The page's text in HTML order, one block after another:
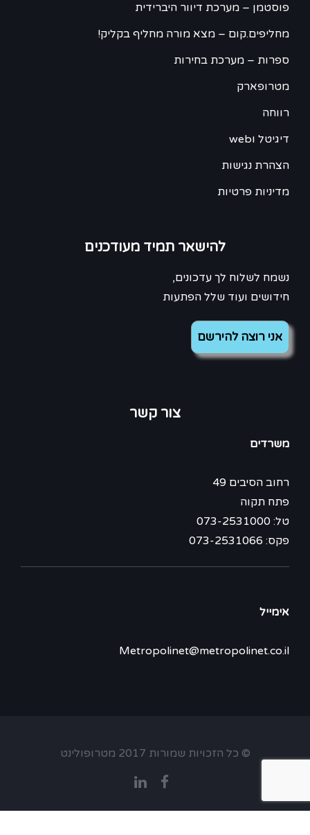
פוסטמן – מערכת דיוור היברידית
מחליפים.קום – מצא מורה מחליף בקליק!
ספרות – מערכת בחירות
מטרופארק
רווחה
דיגיטל וweb
הצהרת נגישות
מדיניות פרטיות
להישאר תמיד מעודכנים
נשמח לשלוח לך עדכונים,
חידושים ועוד שלל הפתעות
צור קשר
משרדים
רחוב הסיבים 49
פתח תקוה
טל: 073-2531000
פקס: 073-2531066
אימייל
Metropolinet@metropolinet.co.il
© כל הזכויות שמורות 2017 מטרופולינט